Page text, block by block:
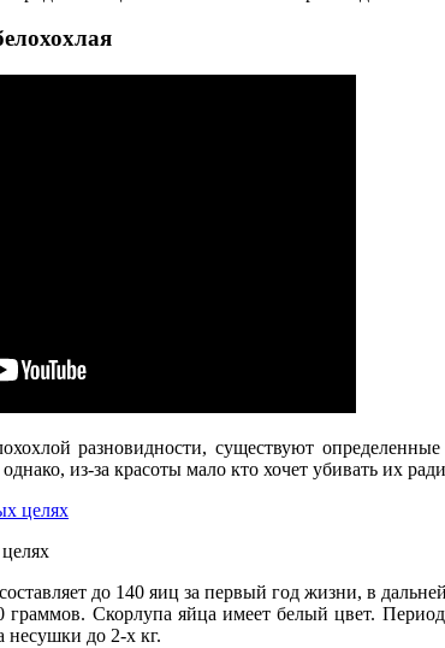
разновидности, существуют
из-за красоты мало кто хочет убивать их
до 140 яиц за первый год жизни, в
граммов. Скорлупа яйца имеет белый цвет.
несушки до 2-х кг.